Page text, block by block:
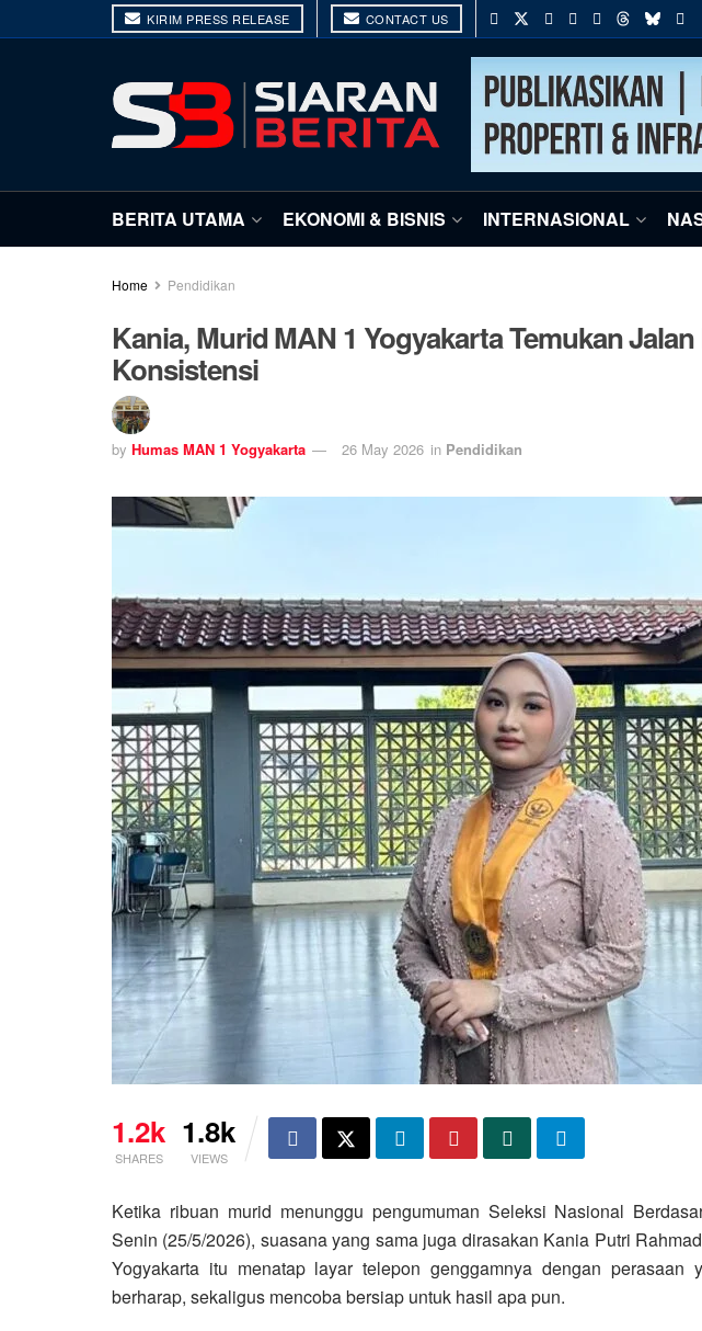
KIRIM PRESS RELEASE CONTACT US
BERITA UTAMA EKONOMI & BISNIS INTERNASIONAL
Home Pendidikan
Kania, Murid MAN 1 Yogyakarta Temukan
Konsistensi
by Humas MAN 1 Yogyakarta 26 May 2026 in Pendidikan
1.2k
SHARES
1.8k
VIEWS
Ketika ribuan murid menunggu pengumuman Seleksi Nasional
Senin (25/5/2026), suasana yang sama juga dirasakan Kania Putri
Yogyakarta itu menatap layar telepon genggamnya dengan perasaan
berharap, sekaligus mencoba bersiap untuk hasil apa pun.